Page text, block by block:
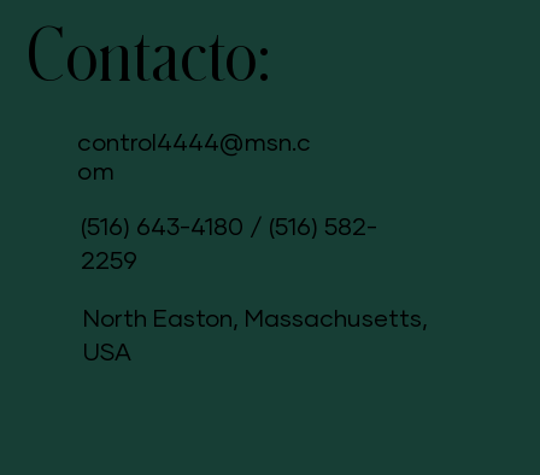
Contacto:
control4444@msn.c
om
(516) 643-4180 / (516) 582-
2259
North Easton, Massachusetts,
USA